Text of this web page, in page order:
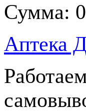
Сумма:
Аптека